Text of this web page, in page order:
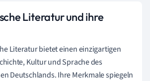
Literatur und ihre
Literatur bietet einen einzigartigen
Kultur und Sprache des
Deutschlands. Ihre Merkmale spiegeln